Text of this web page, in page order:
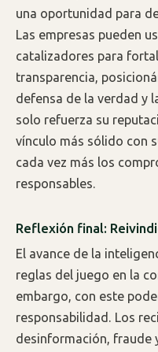
una oportunidad para
Las empresas pueden
catalizadores para
transparencia,
defensa de la verdad y
solo refuerza su
vínculo más sólido con
cada vez más los
responsables.
Reflexión final:
El avance de la
reglas del juego en la
embargo, con este
responsabilidad. Los
desinformación, fraude